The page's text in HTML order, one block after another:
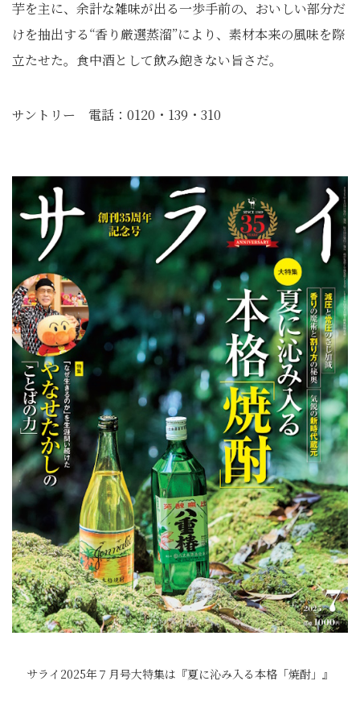
芋を主に、余計な雑味が出る一歩手前の、おいしい部分だ
けを抽出する“香り厳選蒸溜”により、素材本来の風味を際
立たせた。食中酒として飲み飽きない旨さだ。
サントリー 電話：0120・139・310
サライ2025年７月号大特集は『夏に沁み入る本格「焼酎」』